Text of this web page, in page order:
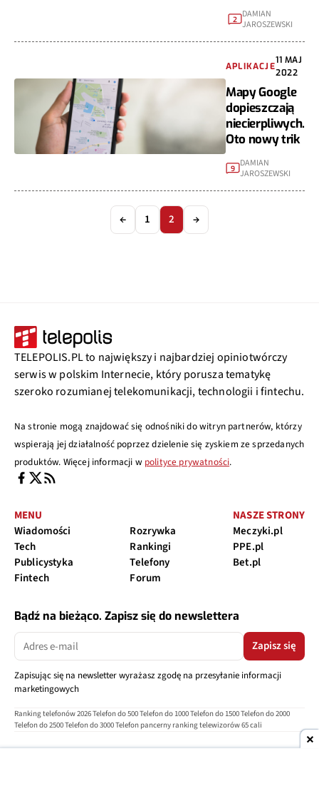
2
DAMIAN
JAROSZEWSKI
APLIKACJE
11 MAJ
2022
Mapy Google
dopieszczają
niecierpliwych.
Oto nowy trik
9
DAMIAN
JAROSZEWSKI
← 1 2 →
TELEPOLIS.PL to największy i najbardziej opiniotwórczy
serwis w polskim Internecie, który porusza tematykę
szeroko rozumianej telekomunikacji, technologii i fintechu.
Na stronie mogą znajdować się odnośniki do witryn partnerów, którzy
wspierają jej działalność poprzez dzielenie się zyskiem ze sprzedanych
produktów. Więcej informacji w polityce prywatności.
MENU
Wiadomości
Tech
Publicystyka
Fintech
Rozrywka
Rankingi
Telefony
Forum
NASZE STRONY
Meczyki.pl
PPE.pl
Bet.pl
Bądź na bieżąco. Zapisz się do newslettera
Zapisz się
Zapisując się na newsletter wyrażasz zgodę na przesyłanie informacji
marketingowych
Ranking telefonów 2026Telefon do 500Telefon do 1000Telefon do 1500Telefon do 2000
Telefon do 2500Telefon do 3000Telefon pancerny ranking telewizorów 65 cali